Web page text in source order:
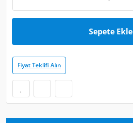
Sepete Ekle
Fiyat Teklifi Alın